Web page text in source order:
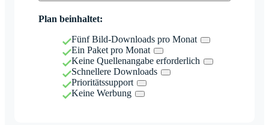
Plan beinhaltet:
Fünf Bild-Downloads pro Monat
Ein Paket pro Monat
Keine Quellenangabe erforderlich
Schnellere Downloads
Prioritätssupport
Keine Werbung